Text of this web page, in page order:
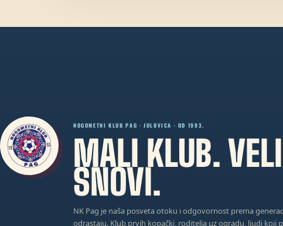
NOGOMETNI KLUB PAG · JULOVICA · OD 1993.
MALI KLUB.
SNOVI.
NK Pag je naša posveta otoku i odgovornost prema
odrastaju. Klub prvih kopački, roditelja uz ogradu, ljudi koji